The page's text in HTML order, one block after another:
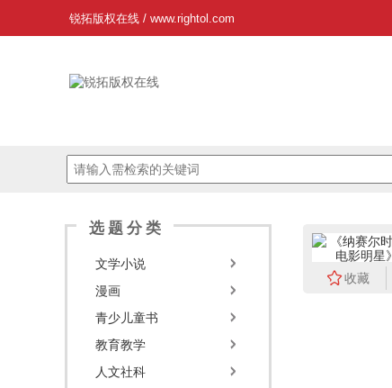
锐拓版权在线 / www.rightol.com
选题分类
文学小说
漫画
青少儿童书
教育教学
人文社科
收藏